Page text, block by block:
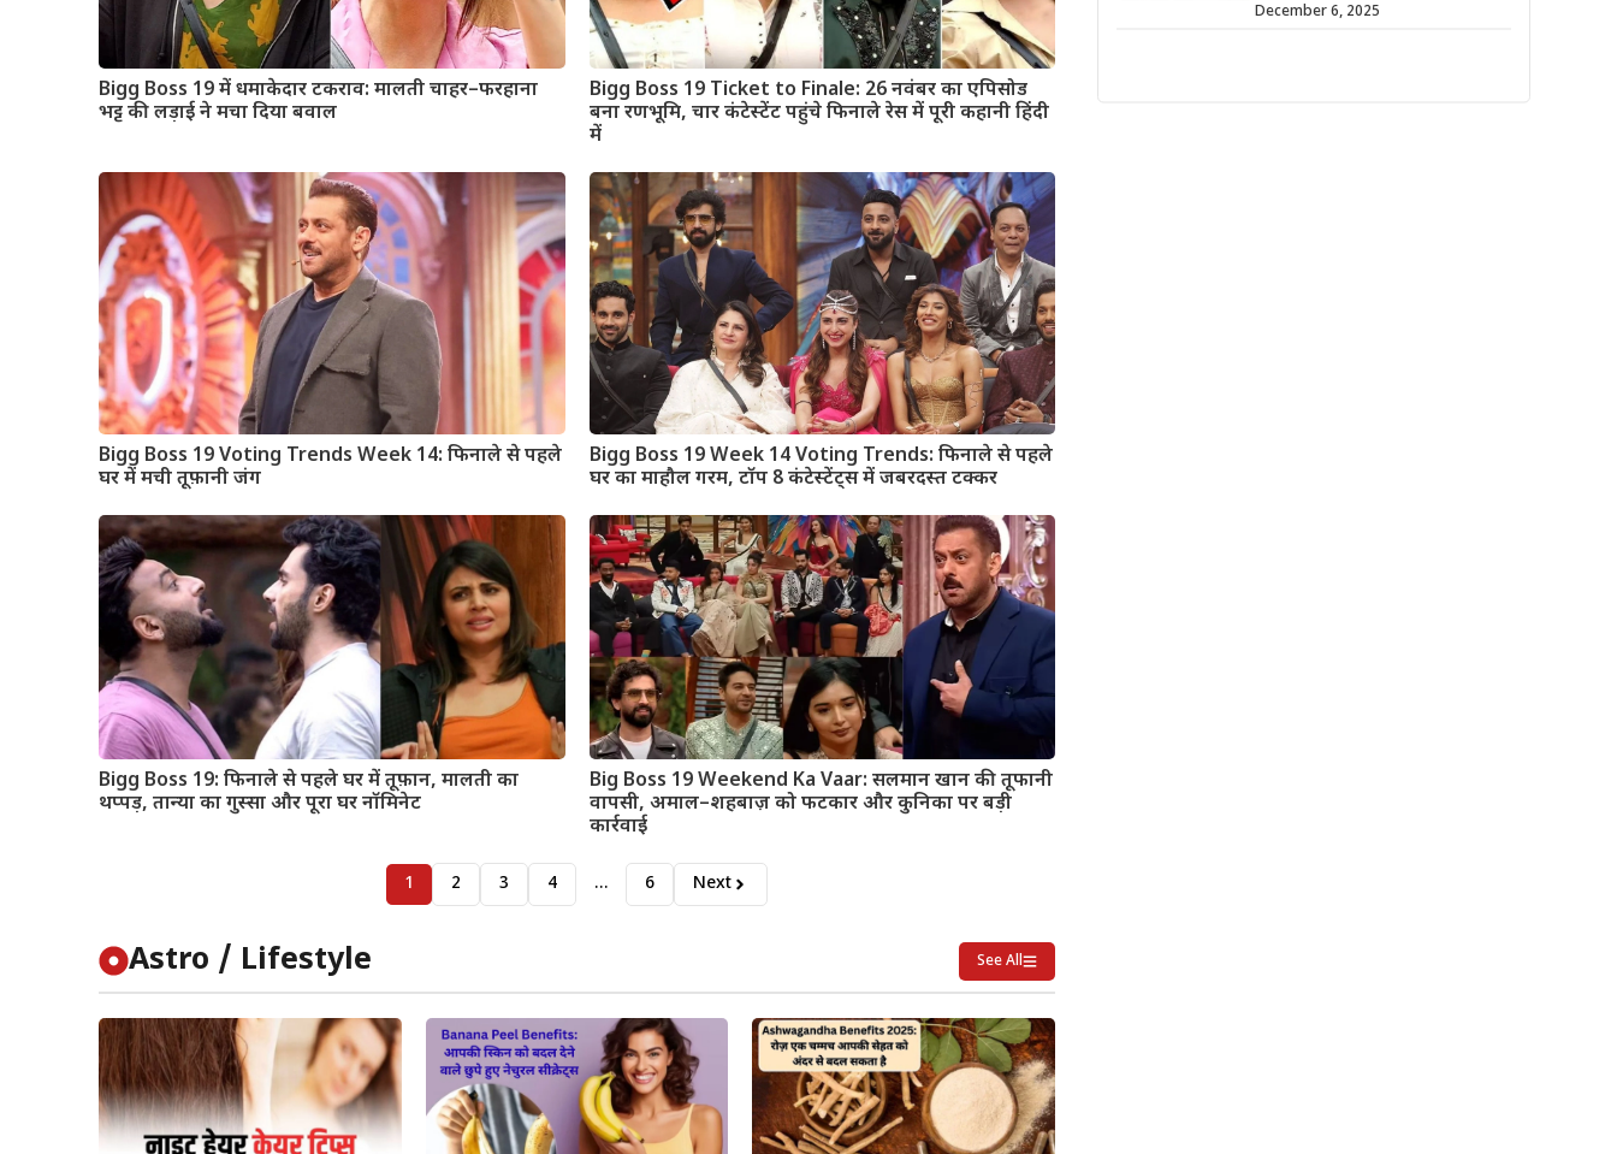
Bigg Boss 19 में धमाकेदार टकराव: मालती चाहर–फरहाना
भट्ट की लड़ाई ने मचा दिया बवाल
Bigg Boss 19 Ticket to Finale: 26 नवंबर का एपिसोड
बना रणभूमि, चार कंटेस्टेंट पहुंचे फिनाले रेस में पूरी कहानी हिंदी
में
Bigg Boss 19 Voting Trends Week 14: फिनाले से पहले
घर में मची तूफ़ानी जंग
Bigg Boss 19 Week 14 Voting Trends: फिनाले से पहले
घर का माहौल गरम, टॉप 8 कंटेस्टेंट्स में जबरदस्त टक्कर
Bigg Boss 19: फिनाले से पहले घर में तूफ़ान, मालती का
थप्पड़, तान्या का गुस्सा और पूरा घर नॉमिनेट
Big Boss 19 Weekend Ka Vaar: सलमान खान की तूफानी
वापसी, अमाल–शहबाज़ को फटकार और कुनिका पर बड़ी
कार्रवाई
1 2 3 4 … 6 Next
Astro / Lifestyle See All
December 6, 2025